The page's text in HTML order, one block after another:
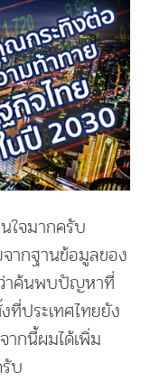
ใจมากครับ
จากฐานข้อมูลของ
าค้นพบปัญหาที่
ประเทศไทยยัง
กนี้ผมได้เพิ่ม
บ